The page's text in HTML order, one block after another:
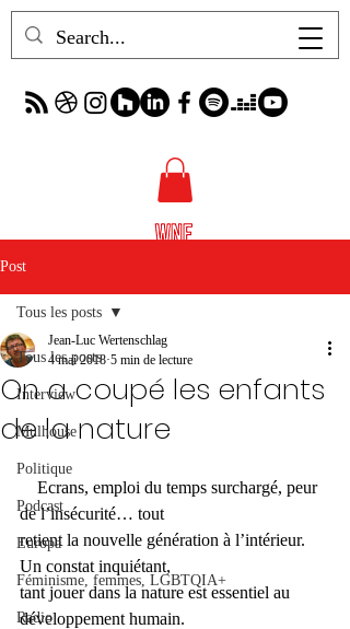
Post
Tous les posts
Interview
Mulhouse
Politique
Podcast
Europa
Féminisme, femmes, LGBTQIA+
Radio
Tous les posts
On a coupé les enfants
de la nature
Jean-Luc Wertenschlag
4 mai 2018 5 min de lecture
de l’insécurité… tout
retient la nouvelle génération à l’intérieur.
Un constat inquiétant,
tant jouer dans la nature est essentiel au
développement humain.